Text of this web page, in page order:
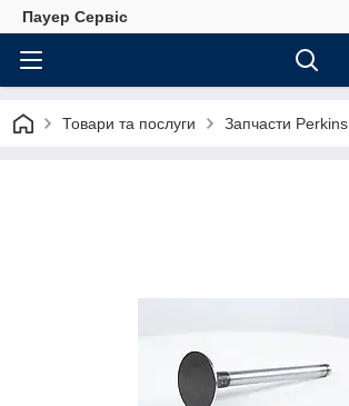
Пауер Сервіс
Товари та послуги Запчасти Perkins